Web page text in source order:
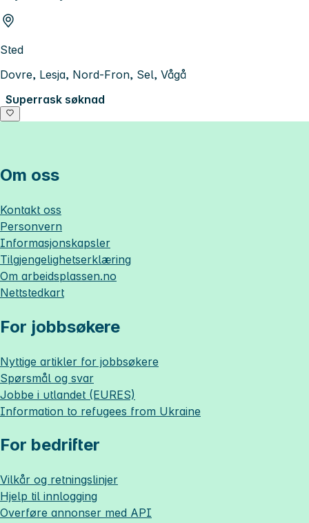
Sted
Dovre, Lesja, Nord-Fron, Sel, Vågå
Superrask søknad
Om oss
Kontakt oss
Personvern
Informasjonskapsler
Tilgjengelighetserklæring
Om arbeidsplassen.no
Nettstedkart
For jobbsøkere
Nyttige artikler for jobbsøkere
Spørsmål og svar
Jobbe i utlandet (EURES)
Information to refugees from Ukraine
For bedrifter
Vilkår og retningslinjer
Hjelp til innlogging
Overføre annonser med API